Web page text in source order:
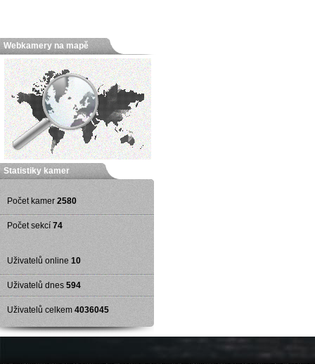
Webkamery na mapě
Statistiky kamer
Počet kamer 2580
Počet sekcí 74
Uživatelů online 10
Uživatelů dnes 594
Uživatelů celkem 4036045